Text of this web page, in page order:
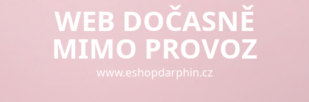
WEB DOČASNĚ
MIMO PROVOZ
www.eshopdarphin.cz